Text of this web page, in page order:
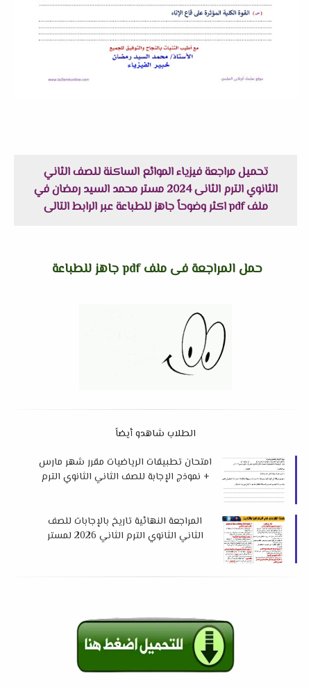
تحميل مراجعة فيزياء الموائع الساكنة للصف الثاني
الثانوي الترم الثانى 2024 مستر محمد السيد رمضان في
ملف pdf اكثر وضوحاً جاهز للطباعة عبر الرابط التالى
حمل المراجعة فى ملف pdf جاهز للطباعة
الطلاب شاهدو أيضاً
امتحان تطبيقات الرياضيات مقرر شهر مارس
+ نموذج الإجابة للصف الثاني الثانوي الترم
المراجعة النهائية تاريخ بالإجابات للصف
الثاني الثانوي الترم الثاني 2026 لمستر